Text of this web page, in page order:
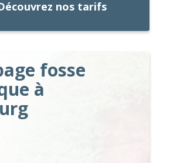
nos tarifs
fosse
à